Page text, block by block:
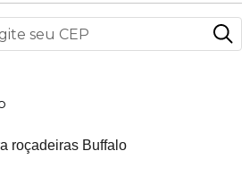
roçadeiras Buffalo